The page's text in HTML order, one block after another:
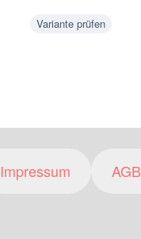
Variante prüfen
Impressum AGB